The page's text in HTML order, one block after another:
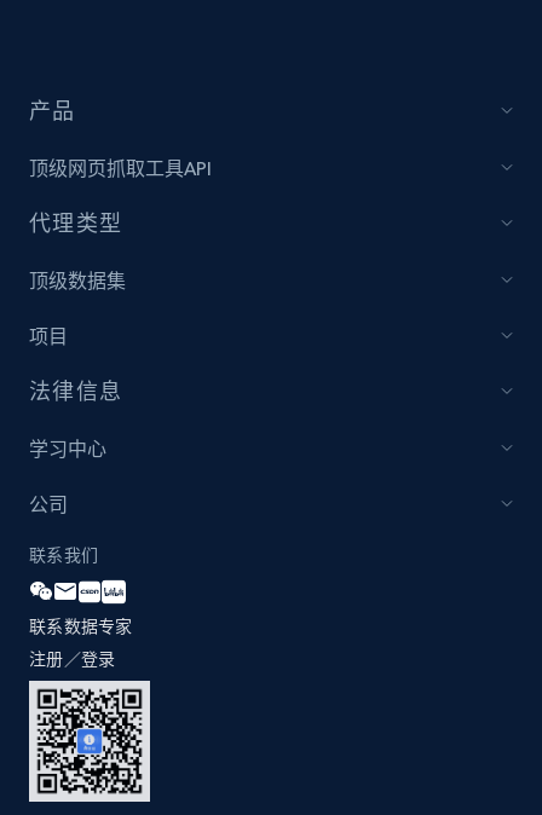
产品
顶级网页抓取工具API
代理类型
顶级数据集
项目
法律信息
学习中心
公司
联系我们
联系数据专家
注册／登录